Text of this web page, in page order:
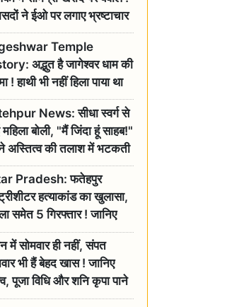
ने ईओ पर लगाए भ्रष्टाचार
आरोप
Temple
अद्भुत है जागेश्वर धाम की
! हाथी भी नहीं हिला पाया था
जानिए क्या है इसका
News: सीधा स्वर्ग से
बोली, "मैं जिंदा हूं साहब!"
अस्तित्व की तलाश में भटकती
बुजुर्ग, एसडीएम ने दिए जांच के
Pradesh: फतेहपुर
हत्याकांड का खुलासा,
समेत 5 गिरफ्तार ! जानिए
था कनेक्शन?
में सोमवार ही नहीं, संपत
भी हैं बेहद खास ! जानिए
पूजा विधि और शनि कृपा पाने
उपाय